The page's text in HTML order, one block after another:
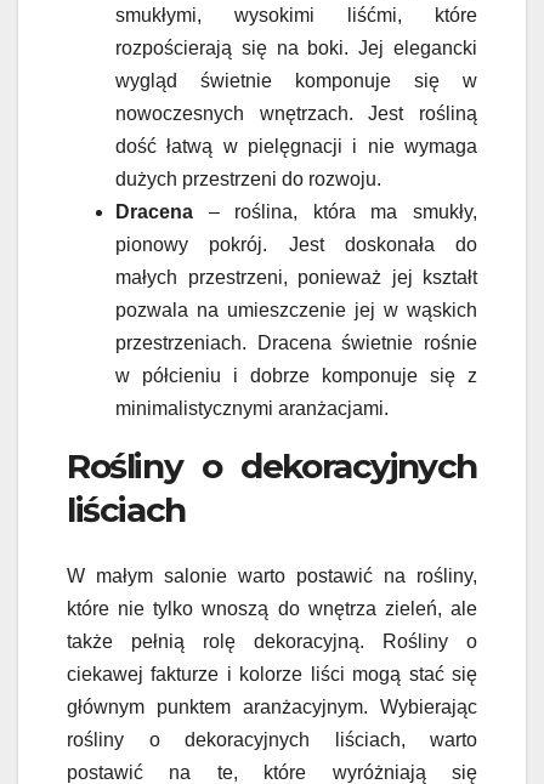
smukłymi, wysokimi liśćmi, które
rozpościerają się na boki. Jej elegancki
wygląd świetnie komponuje się w
nowoczesnych wnętrzach. Jest rośliną
dość łatwą w pielęgnacji i nie wymaga
dużych przestrzeni do rozwoju.
Dracena – roślina, która ma smukły,
pionowy pokrój. Jest doskonała do
małych przestrzeni, ponieważ jej kształt
pozwala na umieszczenie jej w wąskich
przestrzeniach. Dracena świetnie rośnie
w półcieniu i dobrze komponuje się z
minimalistycznymi aranżacjami.
Rośliny o dekoracyjnych
liściach
W małym salonie warto postawić na rośliny,
które nie tylko wnoszą do wnętrza zieleń, ale
także pełnią rolę dekoracyjną. Rośliny o
ciekawej fakturze i kolorze liści mogą stać się
głównym punktem aranżacyjnym. Wybierając
rośliny o dekoracyjnych liściach, warto
postawić na te, które wyróżniają się